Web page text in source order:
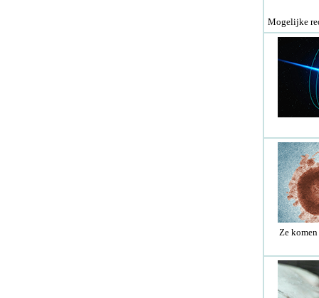
Mogelijke
Ze